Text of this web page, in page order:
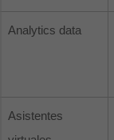
Analytics data
Asistentes